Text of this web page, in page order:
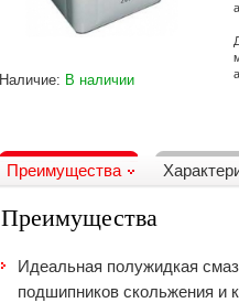
Наличие: В наличии
Преимущества
Преимущества
Идеальная полужидкая
подшипников скольжения и